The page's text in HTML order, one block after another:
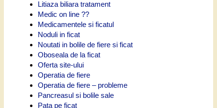
Litiaza biliara tratament
Medic on line ??
Medicamentele si ficatul
Noduli in ficat
Noutati in bolile de fiere si ficat
Oboseala de la ficat
Oferta site-ului
Operatia de fiere
Operatia de fiere – probleme
Pancreasul si bolile sale
Pata pe ficat